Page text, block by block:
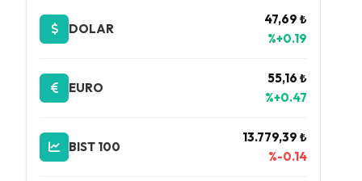
DOLAR
47,69 ₺
%+0.19
EURO
55,16 ₺
%+0.47
BIST 100
13.779,39 ₺
%-0.14